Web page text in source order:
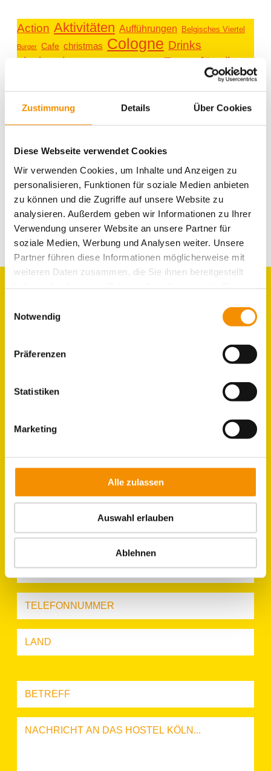
Zustimmung Details Über Cookies
Diese Webseite verwendet Cookies
Wir verwenden Cookies, um Inhalte und Anzeigen zu
personalisieren, Funktionen für soziale Medien anbieten
zu können und die Zugriffe auf unsere Website zu
analysieren. Außerdem geben wir Informationen zu Ihrer
Verwendung unserer Website an unsere Partner für
soziale Medien, Werbung und Analysen weiter. Unsere
Partner führen diese Informationen möglicherweise mit
weiteren Daten zusammen, die Sie ihnen bereitgestellt
Notwendig
Präferenzen
Statistiken
Marketing
Alle zulassen
Auswahl erlauben
Ablehnen
Action Aktivitäten Aufführungen Belgisches Viertel
Burger Cafe christmas Cologne Drinks
einzigartig Essen für alle
Hostel Köln
Köln
Nacht
lifestyle music
Sightseeing Spielen & Spaß Sport summertime
Umgebung Veranstaltungen
Weihnachten Weihnachtszeit
GRUPPEN
JOBS IM HOSTEL